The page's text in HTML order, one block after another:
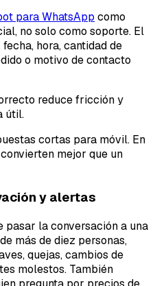
para WhatsApp como
no solo como soporte. El
hora, cantidad de
o motivo de contacto
reduce fricción y
útil.
cortas para móvil. En
mejor que un
y alertas
pasar la conversación a una
más de diez personas,
quejas, cambios de
molestos. También